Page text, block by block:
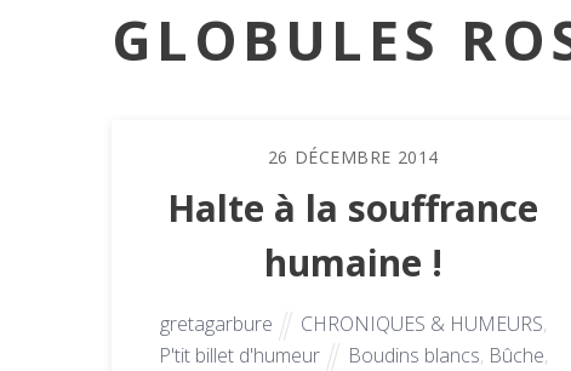
GLOBULES
26 DÉCEMBRE 2014
Halte à la souffrance
humaine !
gretagarbure CHRONIQUES & HUMEURS,
P'tit billet d'humeur
Boudins blancs, Bûche,